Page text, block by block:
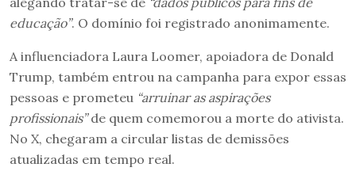
educação”. O domínio foi registrado anonimamente.
A influenciadora Laura Loomer, apoiadora de Donald
Trump, também entrou na campanha para expor essas
pessoas e prometeu “arruinar as aspirações
profissionais”de quem comemorou a morte do ativista.
No X, chegaram a circular listas de demissões
atualizadas em tempo real.